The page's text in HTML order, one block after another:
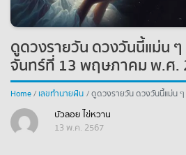
เลขทำนายฝัน
โชว์สถิติหวย
หวยสด
ถ่ายทอดสดหวยรัฐบาลไทย
ดูดวงรายวัน ดวงวันนี้แม่น ๆ
จันทร์ที่ 13 พฤษภาคม พ.ศ.
Home เลขทำนายฝัน ดูดวงรายวัน ดวงวันนี้แม่น
บัวลอย ไข่หวาน
13 พ.ค. 2567